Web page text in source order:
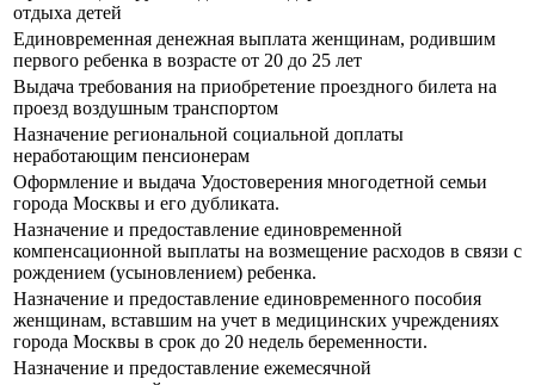
отдыха детей
Единовременная денежная выплата женщинам, родившим
первого ребенка в возрасте от 20 до 25 лет
Выдача требования на приобретение проездного билета на
проезд воздушным транспортом
Назначение региональной социальной доплаты
неработающим пенсионерам
Оформление и выдача Удостоверения многодетной семьи
города Москвы и его дубликата.
Назначение и предоставление единовременной
компенсационной выплаты на возмещение расходов в связи с
рождением (усыновлением) ребенка.
Назначение и предоставление единовременного пособия
женщинам, вставшим на учет в медицинских учреждениях
города Москвы в срок до 20 недель беременности.
Назначение и предоставление ежемесячной